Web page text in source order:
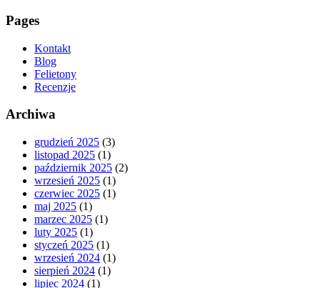
Pages
Kontakt
Blog
Felietony
Recenzje
Archiwa
grudzień 2025 (3)
listopad 2025 (1)
październik 2025 (2)
wrzesień 2025 (1)
czerwiec 2025 (1)
maj 2025 (1)
marzec 2025 (1)
luty 2025 (1)
styczeń 2025 (1)
wrzesień 2024 (1)
sierpień 2024 (1)
lipiec 2024 (1)